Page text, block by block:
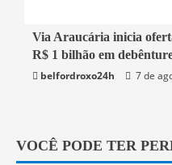
1 min read
Economia
Via Araucária inicia
R$ 1 bilhão em
belfordroxo24h
7 de
VOCÊ PODE TER